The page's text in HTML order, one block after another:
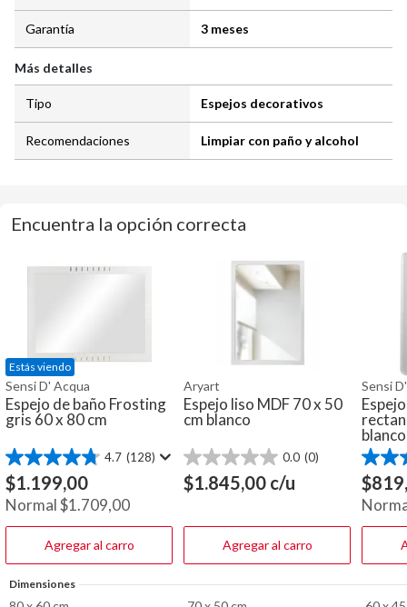
Garantía 3 meses
Más detalles
Tipo Espejos decorativos
Recomendaciones Limpiar con paño y alcohol
Encuentra la opción correcta
Estás viendo
Sensi D' Acqua
Espejo de baño Frosting
gris 60 x 80 cm
4.7 (128)
4.7
de
5
estrellas.
$1.199,00
Normal$1.709,00
Agregar al carro
Aryart
Espejo liso MDF 70 x 50
cm blanco
0.0 (0)
0.0
de
5
$1.845,00 c/u
Agregar al carro
Sensi
4.7
de
5
$
Dimensiones